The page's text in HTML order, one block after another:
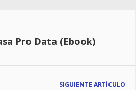
Pro Data (Ebook)
SIGUIENTE ARTÍCULO